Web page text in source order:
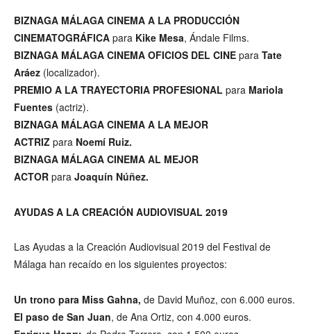
BIZNAGA MÁLAGA CINEMA A LA PRODUCCIÓN
CINEMATOGRÁFICA para Kike Mesa, Ándale Films.
BIZNAGA MÁLAGA CINEMA OFICIOS DEL CINE para Tate
Aráez (localizador).
PREMIO A LA TRAYECTORIA PROFESIONAL para Mariola
Fuentes (actriz).
BIZNAGA MÁLAGA CINEMA A LA MEJOR
ACTRIZ para Noemí Ruiz.
BIZNAGA MÁLAGA CINEMA AL MEJOR
ACTOR para Joaquín Núñez.
AYUDAS A LA CREACIÓN AUDIOVISUAL 2019
Las Ayudas a la Creación Audiovisual 2019 del Festival de
Málaga han recaído en los siguientes proyectos:
Un trono para Miss Gahna, de David Muñoz, con 6.000 euros.
El paso de San Juan, de Ana Ortiz, con 4.000 euros.